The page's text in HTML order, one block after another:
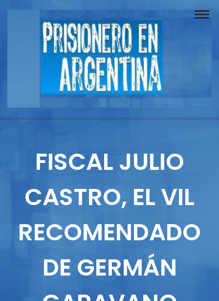
Buscador
Documentos
Reportajes
Columnistas
FISCAL JULIO
CASTRO, EL VIL
RECOMENDADO
DE GERMÁN